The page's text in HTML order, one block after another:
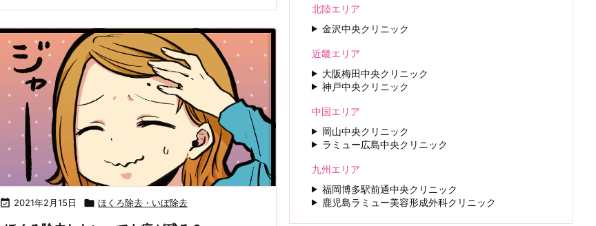
 2021年2月15日  ほくろ除去・いぼ除去
北陸エリア
金沢中央クリニック
近畿エリア
大阪梅田中央クリニック
神戸中央クリニック
中国エリア
岡山中央クリニック
ラミュー広島中央クリニック
九州エリア
福岡博多駅前通中央クリニック
鹿児島ラミュー美容形成外科クリニック